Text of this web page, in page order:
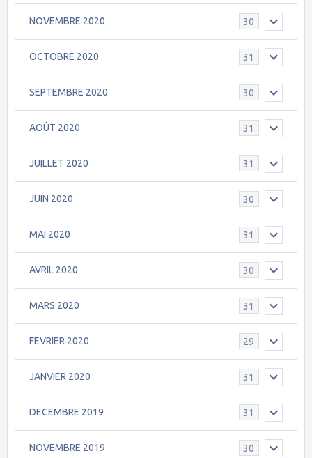
NOVEMBRE 2020 30
OCTOBRE 2020 31
SEPTEMBRE 2020 30
AOÛT 2020 31
JUILLET 2020 31
JUIN 2020 30
MAI 2020 31
AVRIL 2020 30
MARS 2020 31
FEVRIER 2020 29
JANVIER 2020 31
DECEMBRE 2019 31
NOVEMBRE 2019 30